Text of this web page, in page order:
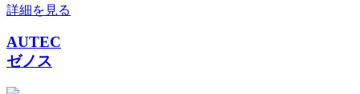
詳細を見る
AUTEC
ゼノス